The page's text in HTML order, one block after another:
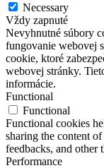
Necessary
Vždy zapnuté
Nevyhnutné súbory
fungovanie webovej
cookie, ktoré
webovej stránky.
informácie.
Functional
Functional
Functional cookies
sharing the content
feedbacks, and other
Performance